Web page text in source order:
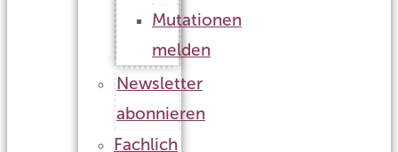
Mutationen
melden
Newsletter
abonnieren
Fachlich